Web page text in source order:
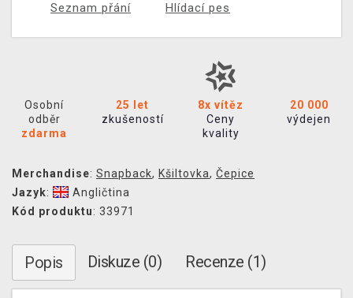
Seznam přání Hlídací pes
Osobní
odběr
zdarma
25 let
zkušeností
8x vítěz
Ceny
kvality
20 000
výdejen
Merchandise: Snapback, Kšiltovka, Čepice
Jazyk:
Angličtina
Kód produktu: 33971
Popis Diskuze (0) Recenze (1)